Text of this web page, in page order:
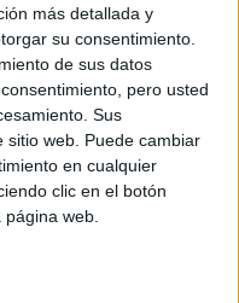
más detallada y
su consentimiento.
de sus datos
pero usted
Sus
sitio web. Puede cambiar
en cualquier
clic en el botón
página web.